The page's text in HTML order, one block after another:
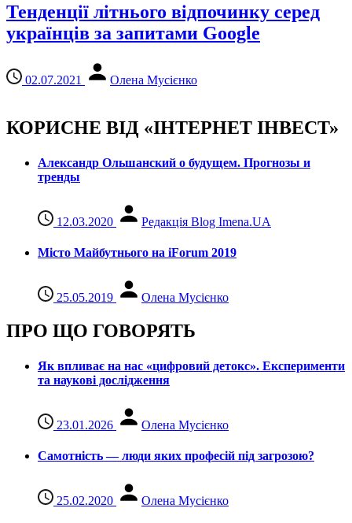
Тенденції літнього відпочинку серед
українців за запитами Google
02.07.2021 Олена Мусієнко
КОРИСНЕ ВІД «ІНТЕРНЕТ ІНВЕСТ»
Александр Ольшанский о будущем. Прогнозы и
тренды
12.03.2020 Редакція Blog Imena.UA
Місто Майбутнього на iForum 2019
25.05.2019 Олена Мусієнко
ПРО ЩО ГОВОРЯТЬ
Як впливає на нас «цифровий детокс». Експерименти
та наукові дослідження
23.01.2026 Олена Мусієнко
Самотність — люди яких професій під загрозою?
25.02.2020 Олена Мусієнко